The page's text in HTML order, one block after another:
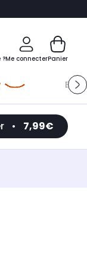
?Me connecterPanier
• 7,99€